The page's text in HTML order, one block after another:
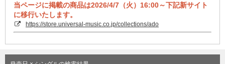
当ページに掲載の商品は2026/4/7（火）16:00～下記新サイト
に移行いたします。
https://store.universal-music.co.jp/collections/ado